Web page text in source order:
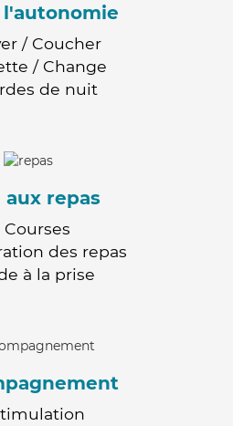
l'autonomie
/ Coucher
/ Change
de nuit
aux repas
Courses
des repas
à la prise